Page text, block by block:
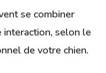
se combiner
interaction, selon le
de votre chien.